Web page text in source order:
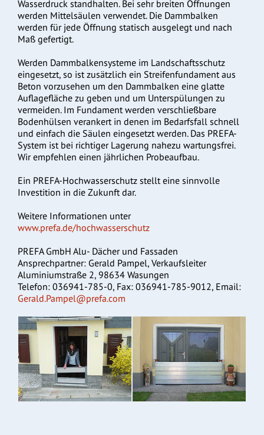
Wasserdruck standhalten. Bei sehr breiten Öffnungen
werden Mittelsäulen verwendet. Die Dammbalken
werden für jede Öffnung statisch ausgelegt und nach
Maß gefertigt.
Werden Dammbalkensysteme im Landschaftsschutz
eingesetzt, so ist zusätzlich ein Streifenfundament aus
Beton vorzusehen um den Dammbalken eine glatte
Auflagefläche zu geben und um Unterspülungen zu
vermeiden. Im Fundament werden verschließbare
Bodenhülsen verankert in denen im Bedarfsfall schnell
und einfach die Säulen eingesetzt werden. Das PREFA-
System ist bei richtiger Lagerung nahezu wartungsfrei.
Wir empfehlen einen jährlichen Probeaufbau.
Ein PREFA-Hochwasserschutz stellt eine sinnvolle
Investition in die Zukunft dar.
Weitere Informationen unter
www.prefa.de/hochwasserschutz
PREFA GmbH Alu- Dächer und Fassaden
Ansprechpartner: Gerald Pampel, Verkaufsleiter
Aluminiumstraße 2, 98634 Wasungen
Telefon: 036941-785-0, Fax: 036941-785-9012, Email:
Gerald.Pampel@prefa.com